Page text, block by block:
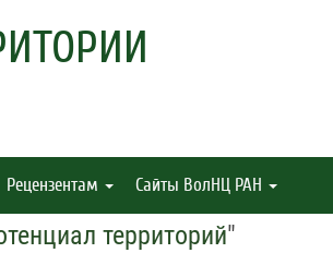
Рецензентам Сайты ВолНЦ РАН
территорий"